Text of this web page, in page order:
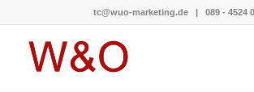
tc@wuo-marketing.de |089 - 4524